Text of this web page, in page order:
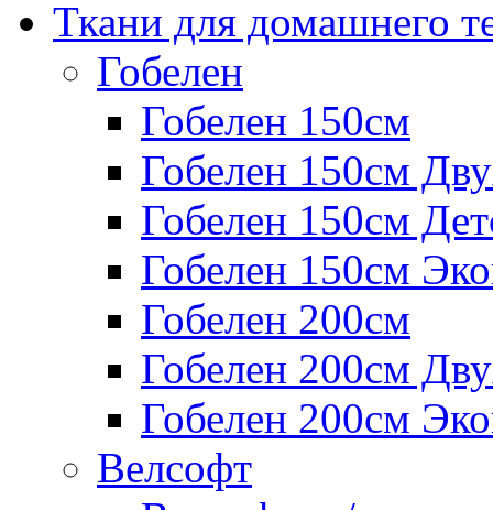
Ткани для домашнего
Гобелен
Гобелен 150см
Гобелен 150см
Гобелен 150см
Гобелен 150см
Гобелен 200см
Гобелен 200см
Гобелен 200см
Велсофт